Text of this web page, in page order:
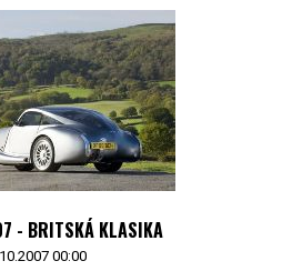
- BRITSKÁ KLASIKA
00:00